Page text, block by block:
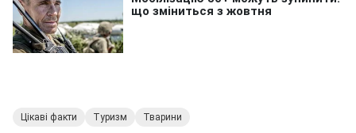
Цікаві факти Туризм Тварини